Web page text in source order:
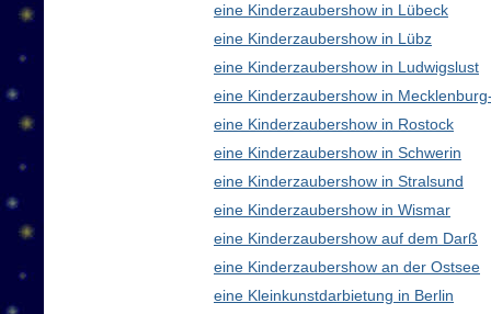
eine Kinderzaubershow in Lübeck
eine Kinderzaubershow in Lübz
eine Kinderzaubershow in Ludwigslust
eine Kinderzaubershow in
eine Kinderzaubershow in Rostock
eine Kinderzaubershow in Schwerin
eine Kinderzaubershow in Stralsund
eine Kinderzaubershow in Wismar
eine Kinderzaubershow auf dem Darß
eine Kinderzaubershow an der Ostsee
eine Kleinkunstdarbietung in Berlin